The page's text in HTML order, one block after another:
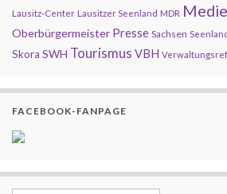
Lausitz-Center Lausitzer Seenland MDR
Oberbürgermeister Presse Sachsen
Skora SWH Tourismus VBH
FACEBOOK-FANPAGE